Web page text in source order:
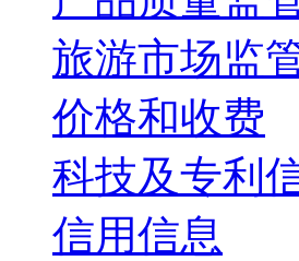
旅游市场监
价格和收费
科技及专利
信用信息